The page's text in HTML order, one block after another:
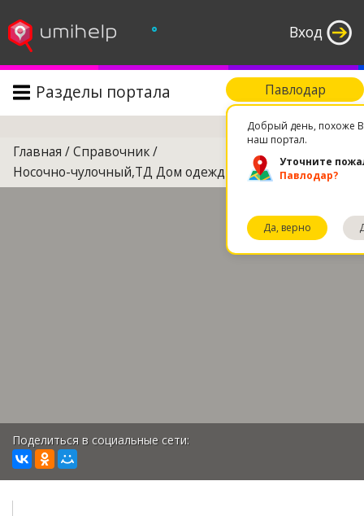
Вход
°
Павлодар
Добрый день, похоже
наш портал.
Уточните
Павлодар?
Да, верно
Разделы портала Поиск
Главная /Справочник/
Носочно-чулочный,ТД Дом одежды
Поделиться в социальные сети: